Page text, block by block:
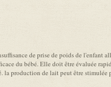
de prise de poids de l'enfant
du bébé. Elle doit être évaluée
production de lait peut être